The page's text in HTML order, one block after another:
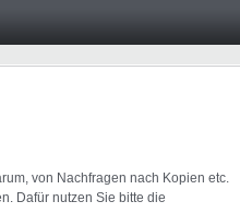
von Nachfragen nach Kopien etc.
Dafür nutzen Sie bitte die